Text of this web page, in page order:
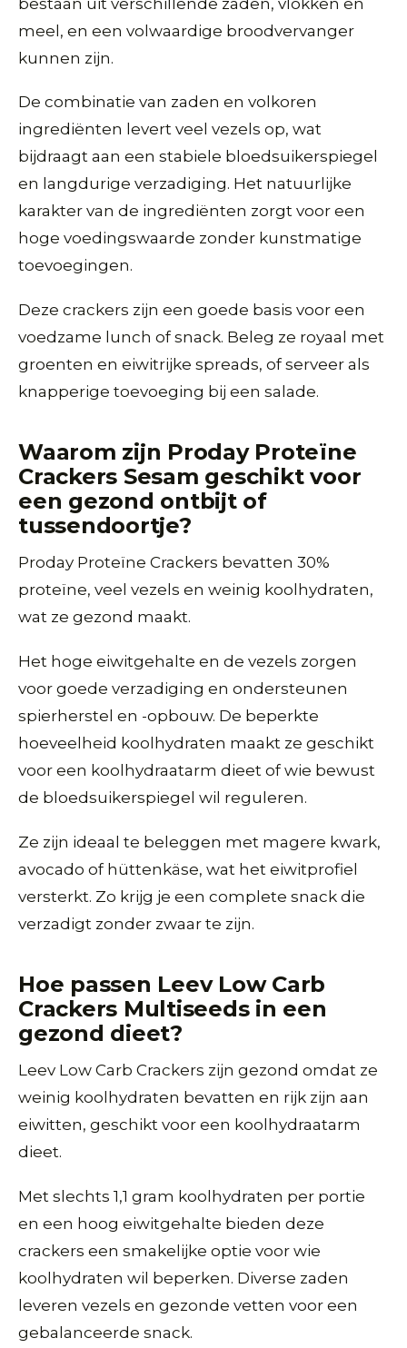
meel, en een volwaardige broodvervanger
kunnen zijn.
De combinatie van zaden en volkoren
ingrediënten levert veel vezels op, wat
bijdraagt aan een stabiele bloedsuikerspiegel
en langdurige verzadiging. Het natuurlijke
karakter van de ingrediënten zorgt voor een
hoge voedingswaarde zonder kunstmatige
toevoegingen.
Deze crackers zijn een goede basis voor een
voedzame lunch of snack. Beleg ze royaal met
groenten en eiwitrijke spreads, of serveer als
knapperige toevoeging bij een salade.
Waarom zijn Proday Proteïne
Crackers Sesam geschikt voor
een gezond ontbijt of
tussendoortje?
Proday Proteïne Crackers bevatten 30%
proteïne, veel vezels en weinig koolhydraten,
wat ze gezond maakt.
Het hoge eiwitgehalte en de vezels zorgen
voor goede verzadiging en ondersteunen
spierherstel en -opbouw. De beperkte
hoeveelheid koolhydraten maakt ze geschikt
voor een koolhydraatarm dieet of wie bewust
de bloedsuikerspiegel wil reguleren.
Ze zijn ideaal te beleggen met magere kwark,
avocado of hüttenkäse, wat het eiwitprofiel
versterkt. Zo krijg je een complete snack die
verzadigt zonder zwaar te zijn.
Hoe passen Leev Low Carb
Crackers Multiseeds in een
gezond dieet?
Leev Low Carb Crackers zijn gezond omdat ze
weinig koolhydraten bevatten en rijk zijn aan
eiwitten, geschikt voor een koolhydraatarm
dieet.
Met slechts 1,1 gram koolhydraten per portie
en een hoog eiwitgehalte bieden deze
crackers een smakelijke optie voor wie
koolhydraten wil beperken. Diverse zaden
leveren vezels en gezonde vetten voor een
gebalanceerde snack.